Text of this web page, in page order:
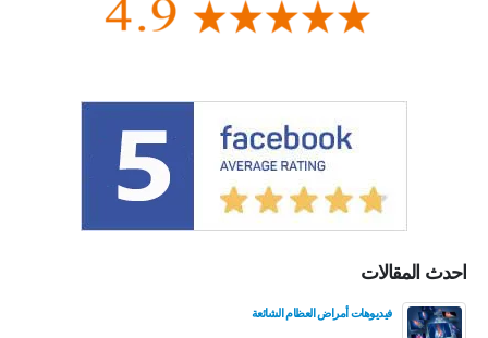
احدث المقالات
فيديوهات أمراض العظام الشائعة